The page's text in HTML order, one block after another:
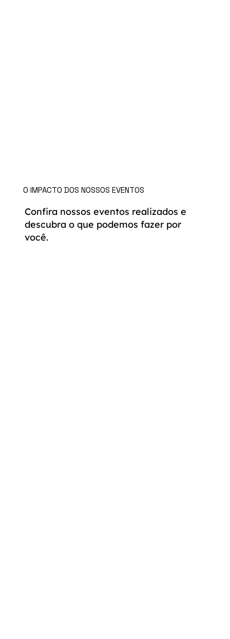
O IMPACTO DOS NOSSOS EVENTOS
Confira nossos eventos realizados e
descubra o que podemos fazer por
você.